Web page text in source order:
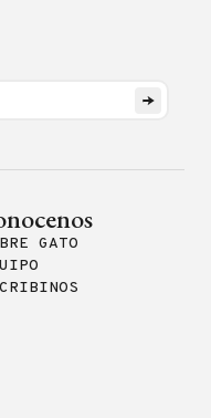
GATO